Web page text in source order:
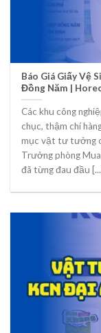
Báo Giá Giấy Vệ
Đồng Năm |
Các khu công
chục, thậm chí
mục vật tư tưởng
Trưởng phòng
đã từng đau đầu